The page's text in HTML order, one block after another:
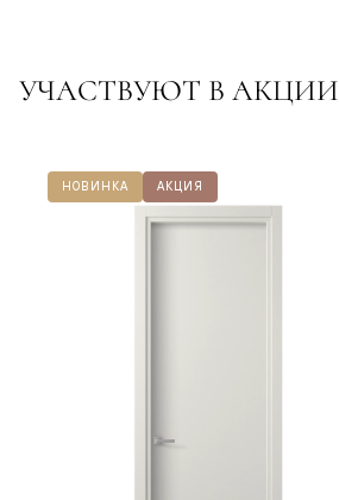
УЧАСТВУЮТ В АКЦИИ
НОВИНКА АКЦИЯ